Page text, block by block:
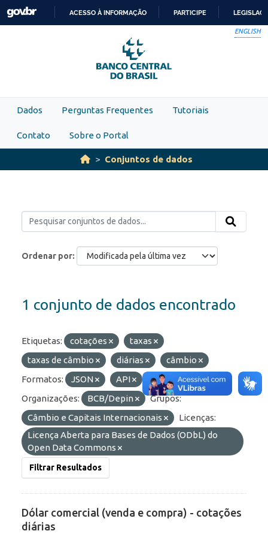
Skip to main content
PARA
O
CONTEÚDO
ACESSO À INFORMAÇÃO PARTICIPE
ENGLISH
Dados Perguntas Frequentes Tutoriais
Contato Sobre o Portal
Conjuntos de dados
Ordenar por
1 conjunto de dados encontrado
Etiquetas: cotações
taxas
taxas de câmbio
diárias
câmbio
Formatos:
JSON API
HTML
Organizações:
BCB/Depin
Grupos:
Câmbio e Capitais Internacionais
Licenças:
Licença Aberta para Bases de Dados (ODbL) do
Open Data Commons
Filtrar Resultados
Dólar comercial (venda e compra) - cotações
diárias